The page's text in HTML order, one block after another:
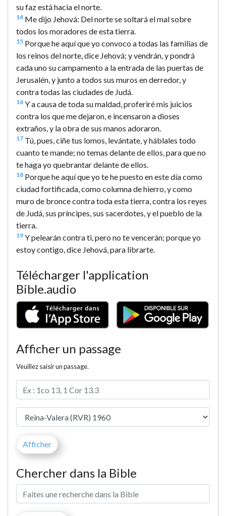
su faz está hacia el norte.
14 Me dijo Jehová: Del norte se soltará el mal sobre
todos los moradores de esta tierra.
15 Porque he aquí que yo convoco a todas las familias de
los reinos del norte, dice Jehová; y vendrán, y pondrá
cada uno su campamento a la entrada de las puertas de
Jerusalén, y junto a todos sus muros en derredor, y
contra todas las ciudades de Judá.
16 Y a causa de toda su maldad, proferiré mis juicios
contra los que me dejaron, e incensaron a dioses
extraños, y la obra de sus manos adoraron.
17 Tú, pues, ciñe tus lomos, levántate, y háblales todo
cuanto te mande; no temas delante de ellos, para que no
te haga yo quebrantar delante de ellos.
18 Porque he aquí que yo te he puesto en este día como
ciudad fortificada, como columna de hierro, y como
muro de bronce contra toda esta tierra, contra los reyes
de Judá, sus príncipes, sus sacerdotes, y el pueblo de la
tierra.
19 Y pelearán contra ti, pero no te vencerán; porque yo
estoy contigo, dice Jehová, para librarte.
Télécharger l'application
Bible.audio
Afficher un passage
Veuillez saisir un passage.
Chercher dans la Bible